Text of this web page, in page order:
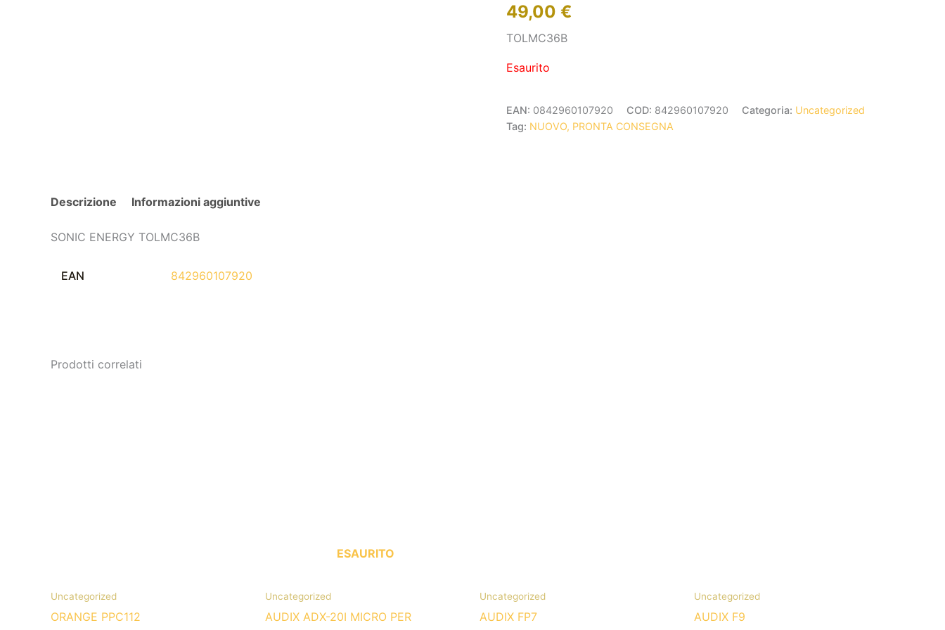
49,00 €
TOLMC36B
Esaurito
EAN: 0842960107920 COD: 842960107920 Categoria: Uncategorized
Tag: NUOVO, PRONTA CONSEGNA
Descrizione Informazioni aggiuntive
SONIC ENERGY TOLMC36B
EAN 842960107920
Prodotti correlati
Uncategorized
ORANGE PPC112
ESAURITO
Uncategorized
AUDIX ADX-20I MICRO PER
Uncategorized
AUDIX FP7
Uncategorized
AUDIX F9